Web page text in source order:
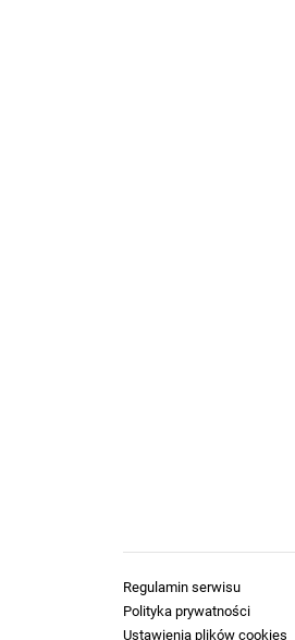
Regulamin serwisu
Polityka prywatności
Ustawienia plików cookies